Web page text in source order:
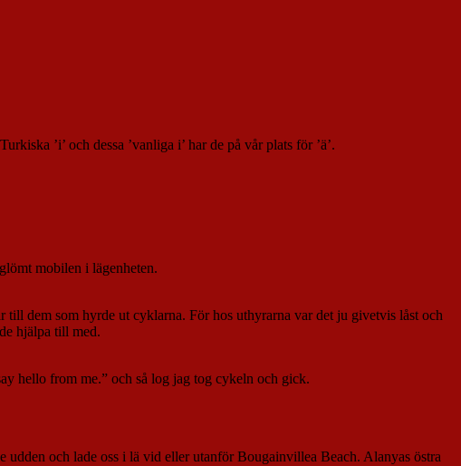
’i’ och dessa ’vanliga i’ har de på vår plats för ’ä’.
mobilen i lägenheten.
dem som hyrde ut cyklarna. För hos uthyrarna var det ju givetvis låst och
hjälpa till med.
hello from me.” och så log jag tog cykeln och gick.
udden och lade oss i lä vid eller utanför Bougainvillea Beach. Alanyas östra